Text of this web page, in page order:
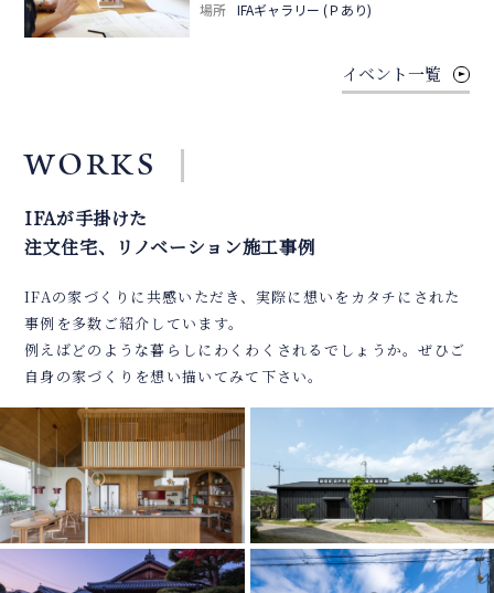
場所 IFAギャラリー (Ｐあり)
イベント一覧
WORKS
IFAが手掛けた
注文住宅、リノベーション施工事例
IFAの家づくりに共感いただき、実際に想いをカタチにされた
事例を多数ご紹介しています。
例えばどのような暮らしにわくわくされるでしょうか。ぜひご
自身の家づくりを想い描いてみて下さい。